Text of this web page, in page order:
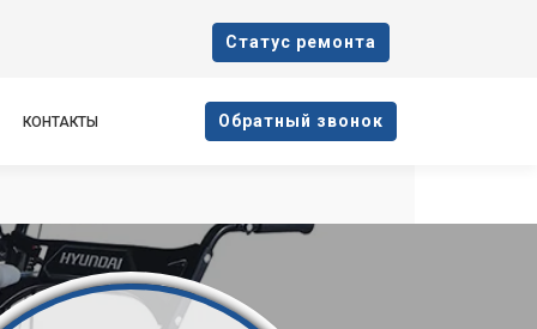
Cтатус ремонта
КОНТАКТЫ Oбратный звонок